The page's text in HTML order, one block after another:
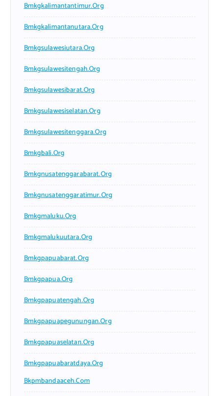
Bmkgkalimantantimur.org
Bmkgkalimantanutara.org
Bmkgsulawesiutara.org
Bmkgsulawesitengah.org
Bmkgsulawesibarat.org
Bmkgsulawesiselatan.org
Bmkgsulawesitenggara.org
Bmkgbali.org
Bmkgnusatenggarabarat.org
Bmkgnusatenggaratimur.org
Bmkgmaluku.org
Bmkgmalukuutara.org
Bmkgpapuabarat.org
Bmkgpapua.org
Bmkgpapuatengah.org
Bmkgpapuapegunungan.org
Bmkgpapuaselatan.org
Bmkgpapuabaratdaya.org
Bkpmbandaaceh.com